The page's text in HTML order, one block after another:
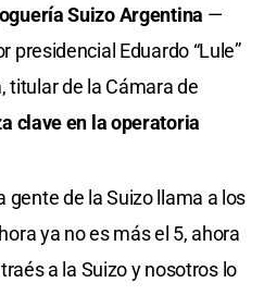
Suizo Argentina —
presidencial Eduardo “Lule”
de la Cámara de
clave en la operatoria
gente de la Suizo llama a los
ya no es más el 5, ahora
a la Suizo y nosotros lo